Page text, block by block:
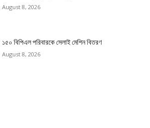
August 8, 2026
১৫০ বিপিএল পরিবারকে সেলাই মেশিন বিতরণ
August 8, 2026